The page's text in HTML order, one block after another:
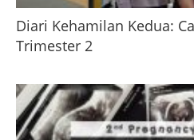
Diari Kehamilan Kedua:
Trimester 2